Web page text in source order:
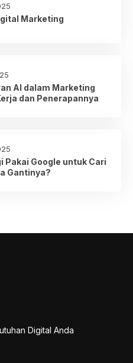
Marketing
AI dalam Marketing
dan Penerapannya
Pakai Google untuk Cari
Gantinya?
Digital Anda